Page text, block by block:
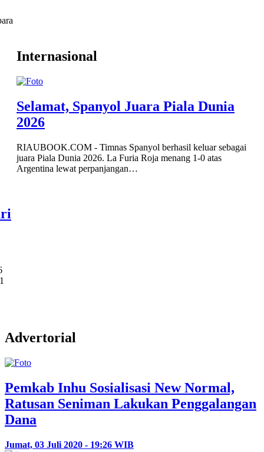
Internasional
Selamat, Spanyol Juara Piala Dunia
2026
RIAUBOOK.COM - Timnas Spanyol berhasil keluar sebagai
juara Piala Dunia 2026. La Furia Roja menang 1-0 atas
Argentina lewat perpanjangan…
Advertorial
Pemkab Inhu Sosialisasi New Normal,
Ratusan Seniman Lakukan Penggalangan
Dana
Jumat, 03 Juli 2020 - 19:26 WIB